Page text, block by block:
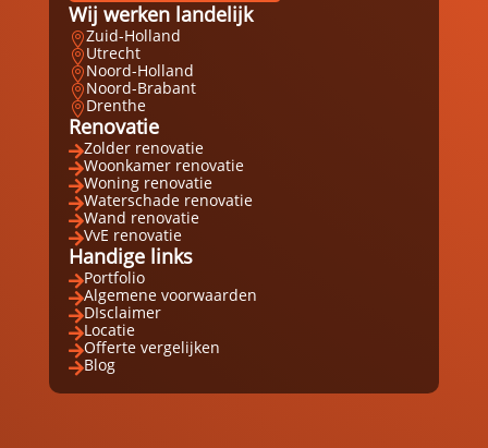
Wij werken landelijk
Zuid-Holland
Utrecht
Noord-Holland
Noord-Brabant
Drenthe
Renovatie
Zolder renovatie
Woonkamer renovatie
Woning renovatie
Waterschade renovatie
Wand renovatie
VvE renovatie
Handige links
Portfolio
Algemene voorwaarden
DIsclaimer
Locatie
Offerte vergelijken
Blog